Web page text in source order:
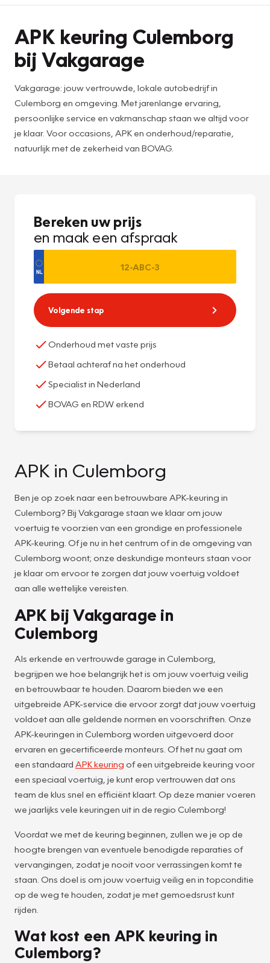
APK keuring Culemborg
bij Vakgarage
Vakgarage: jouw vertrouwde, lokale autobedrijf in
Culemborg en omgeving. Met jarenlange ervaring,
persoonlijke service en vakmanschap staan we altijd voor
je klaar. Voor occasions, APK en onderhoud/reparatie,
natuurlijk met de zekerheid van BOVAG.
Bereken uw prijs
en maak een afspraak
Volgende stap
Onderhoud met vaste prijs
Betaal achteraf na het onderhoud
Specialist in Nederland
BOVAG en RDW erkend
APK in Culemborg
Ben je op zoek naar een betrouwbare APK-keuring in
Culemborg? Bij Vakgarage staan we klaar om jouw
voertuig te voorzien van een grondige en professionele
APK-keuring. Of je nu in het centrum of in de omgeving van
Culemborg woont; onze deskundige monteurs staan voor
je klaar om ervoor te zorgen dat jouw voertuig voldoet
aan alle wettelijke vereisten.
APK bij Vakgarage in
Culemborg
Als erkende en vertrouwde garage in Culemborg,
begrijpen we hoe belangrijk het is om jouw voertuig veilig
en betrouwbaar te houden. Daarom bieden we een
uitgebreide APK-service die ervoor zorgt dat jouw voertuig
voldoet aan alle geldende normen en voorschriften. Onze
APK-keuringen in Culemborg worden uitgevoerd door
ervaren en gecertificeerde monteurs. Of het nu gaat om
een standaard APK keuring of een uitgebreide keuring voor
een speciaal voertuig, je kunt erop vertrouwen dat ons
team de klus snel en efficiënt klaart. Op deze manier voeren
we jaarlijks vele keuringen uit in de regio Culemborg!
Voordat we met de keuring beginnen, zullen we je op de
hoogte brengen van eventuele benodigde reparaties of
vervangingen, zodat je nooit voor verrassingen komt te
staan. Ons doel is om jouw voertuig veilig en in topconditie
op de weg te houden, zodat je met gemoedsrust kunt
rijden.
Wat kost een APK keuring in
Culemborg?